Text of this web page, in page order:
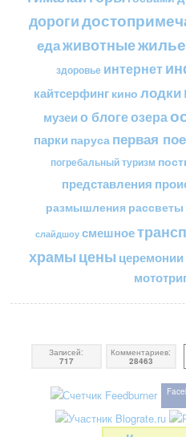
дороги
едаживотныежилье
здоровье интернет
кайтсерфинг кино лодки
музеи о блогеозера
парки паруса первая
погребальный туризм
представления
размышления рассветы
слайдшоу смешное
храмы цены церемонии
Записей:
717
Комментариев:
28463